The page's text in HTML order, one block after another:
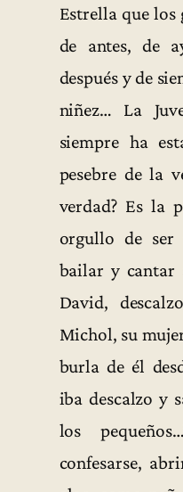
Estrella que los
de antes, de
después y de
niñez… La
siempre ha
pesebre de la
verdad? Es la
orgullo de ser
bailar y cantar
David,
Michol, su
burla de él
iba descalzo y
los
confesarse,